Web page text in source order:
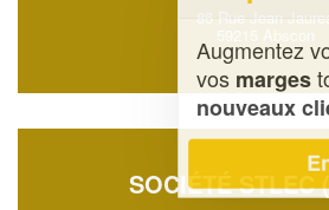
86 Rue Jean
59215 Abscon
SOCIÉTÉ STLEC
Augmentez votre
margestout
nouveaux clients
En